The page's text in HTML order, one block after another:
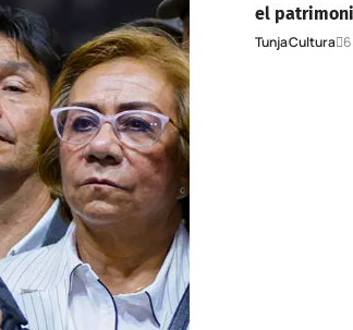
el
TunjaCultura